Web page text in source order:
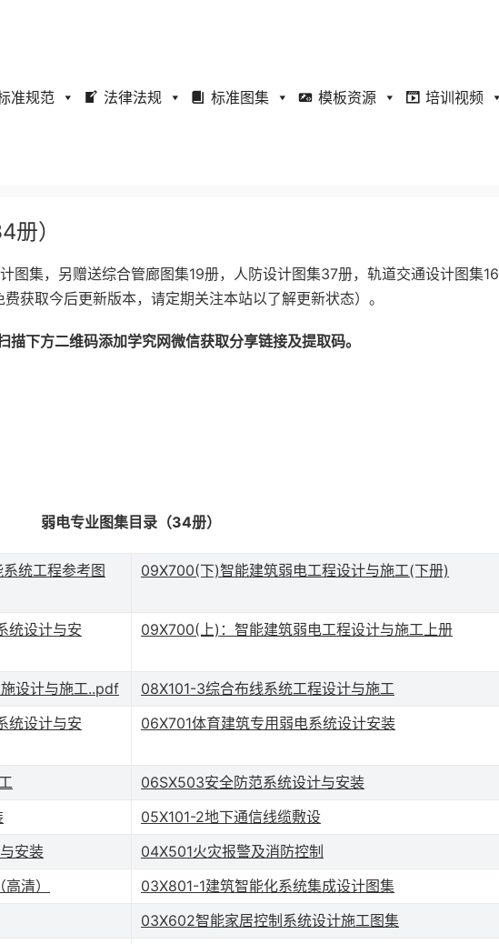
准规范 法律法规 标准图集 模板资源 培训视频
）
图集，另赠送综合管廊图集19册，人防设计图集37册，轨道交通设计图集16
获取今后更新版本，请定期关注本站以了解更新状态）。
下方二维码添加学究网微信获取分享链接及提取码。
弱电专业图集目录（34册）
统工程参考图
09X700(下)智能建筑弱电工程设计与施工(下册)
统设计与安
09X700(上)：智能建筑弱电工程设计与施工上册
设计与施工..pdf
08X101-3综合布线系统工程设计与施工
统设计与安
06X701体育建筑专用弱电系统设计安装
06SX503安全防范系统设计与安装
05X101-2地下通信线缆敷设
安装
04X501火灾报警及消防控制
清）
03X801-1建筑智能化系统集成设计图集
03X602智能家居控制系统设计施工图集